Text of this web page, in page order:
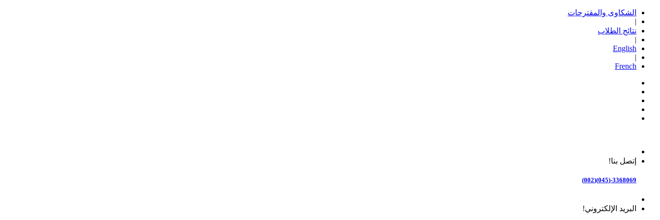
الشكاوى والمقترحات
|
نتائج الطلاب
|
English
|
French
إتصل بنا!
3368069-(045)(002)
البريد الإلكتروني!